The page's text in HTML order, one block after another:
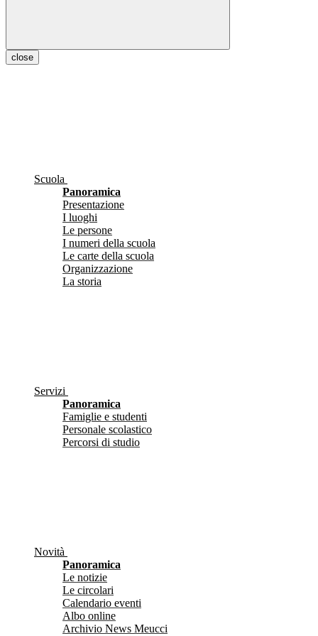
close
Scuola
Panoramica
Presentazione
I luoghi
Le persone
I numeri della scuola
Le carte della scuola
Organizzazione
La storia
Servizi
Panoramica
Famiglie e studenti
Personale scolastico
Percorsi di studio
Novità
Panoramica
Le notizie
Le circolari
Calendario eventi
Albo online
Archivio News Meucci